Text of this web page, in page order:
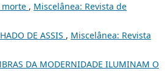
morte , Miscelânea: Revista de
DE ASSIS , Miscelânea: Revista
DA MODERNIDADE ILUMINAM O